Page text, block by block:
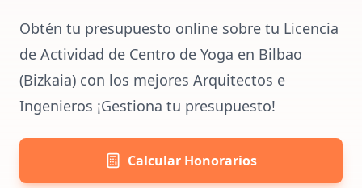
Obtén tu presupuesto online sobre tu Licencia
de Actividad de Centro de Yoga en Bilbao
(Bizkaia) con los mejores Arquitectos e
Ingenieros ¡Gestiona tu presupuesto!
Calcular Honorarios